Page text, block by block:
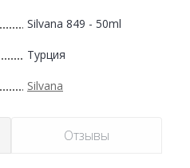
Silvana 849 - 50ml
Турция
Silvana
Отзывы